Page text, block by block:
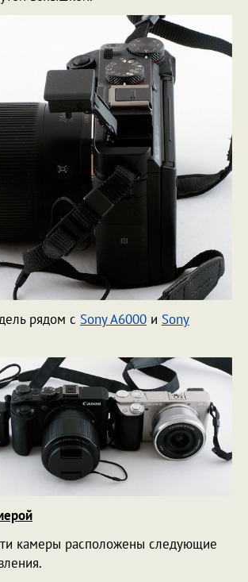
рядом с Sony A6000 и Sony
камеры расположены следующие